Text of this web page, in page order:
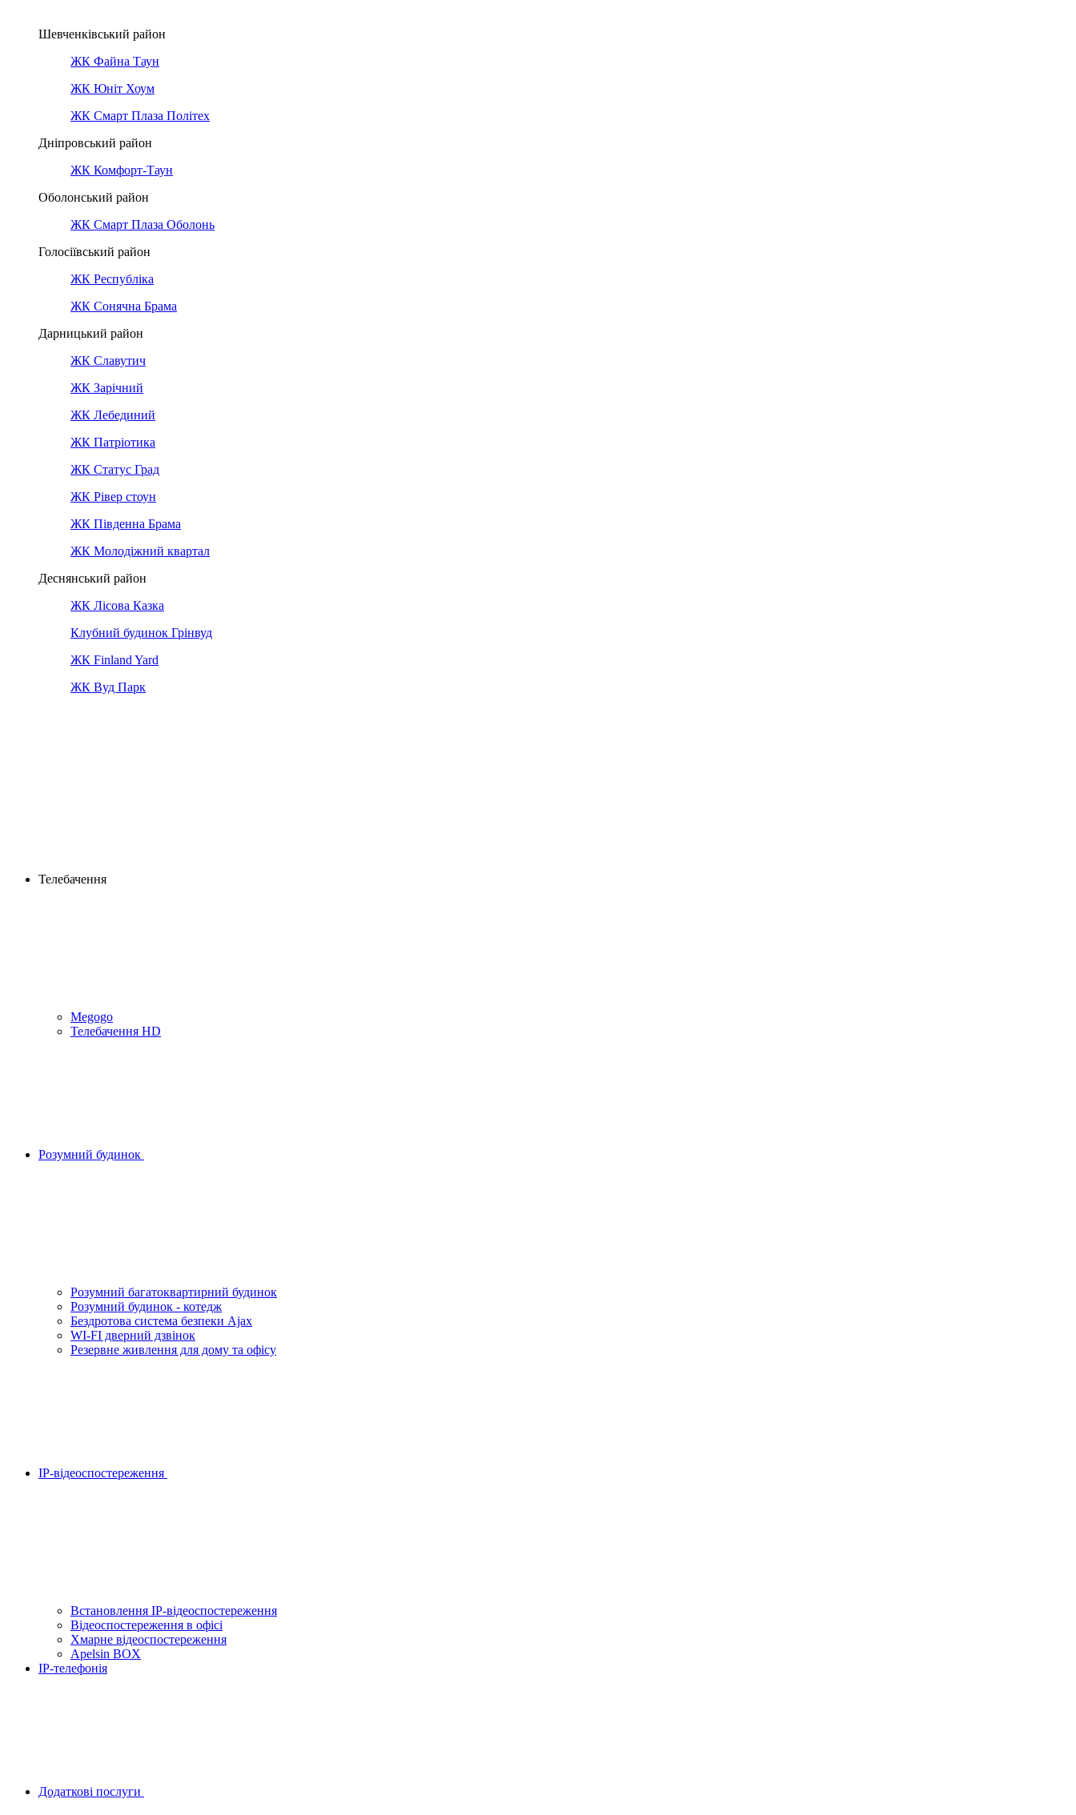
Шевченківський район
ЖК Файна Таун
ЖК Юніт Хоум
ЖК Смарт Плаза Політех
Дніпровський район
ЖК Комфорт-Таун
Оболонський район
ЖК Смарт Плаза Оболонь
Голосіївський район
ЖК Республіка
ЖК Сонячна Брама
Дарницький район
ЖК Славутич
ЖК Зарічний
ЖК Лебединий
ЖК Патріотика
ЖК Статус Град
ЖК Рівер стоун
ЖК Південна Брама
ЖК Молодіжний квартал
Деснянський район
ЖК Лісова Казка
Клубний будинок Грінвуд
ЖК Finland Yard
ЖК Вуд Парк
Телебачення
Megogo
Телебачення HD
Розумний будинок
Розумний багатоквартирний будинок
Розумний будинок - котедж
Бездротова система безпеки Ajax
WI-FI дверний дзвінок
Резервне живлення для дому та офісу
IP-відеоспостереження
Встановлення IP-відеоспостереження
Відеоспостереження в офісі
Хмарне відеоспостереження
Apelsin BOX
IP-телефонія
Додаткові послуги